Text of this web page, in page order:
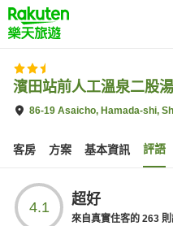
to
top
page
濱田站前人工溫泉二股
86-19 Asaicho, Hamada-shi,
客房 方案 基本資訊 評語
4.1 超好
來自真實住客的 263